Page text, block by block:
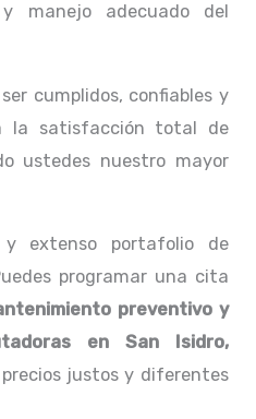
manejo adecuado del
cumplidos, confiables y
la satisfacción total de
ustedes nuestro mayor
y extenso portafolio de
programar una cita
preventivo y
en San Isidro,
justos y diferentes